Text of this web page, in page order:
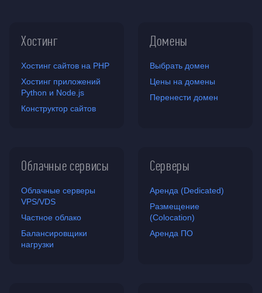
Хостинг
Хостинг сайтов на PHP
Хостинг приложений
Python и Node.js
Конструктор сайтов
Домены
Выбрать домен
Цены на домены
Перенести домен
Облачные сервисы
Облачные серверы
VPS/VDS
Частное облако
Балансировщики
нагрузки
Серверы
Аренда (Dedicated)
Размещение
(Colocation)
Аренда ПО